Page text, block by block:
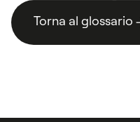
Torna al glossario